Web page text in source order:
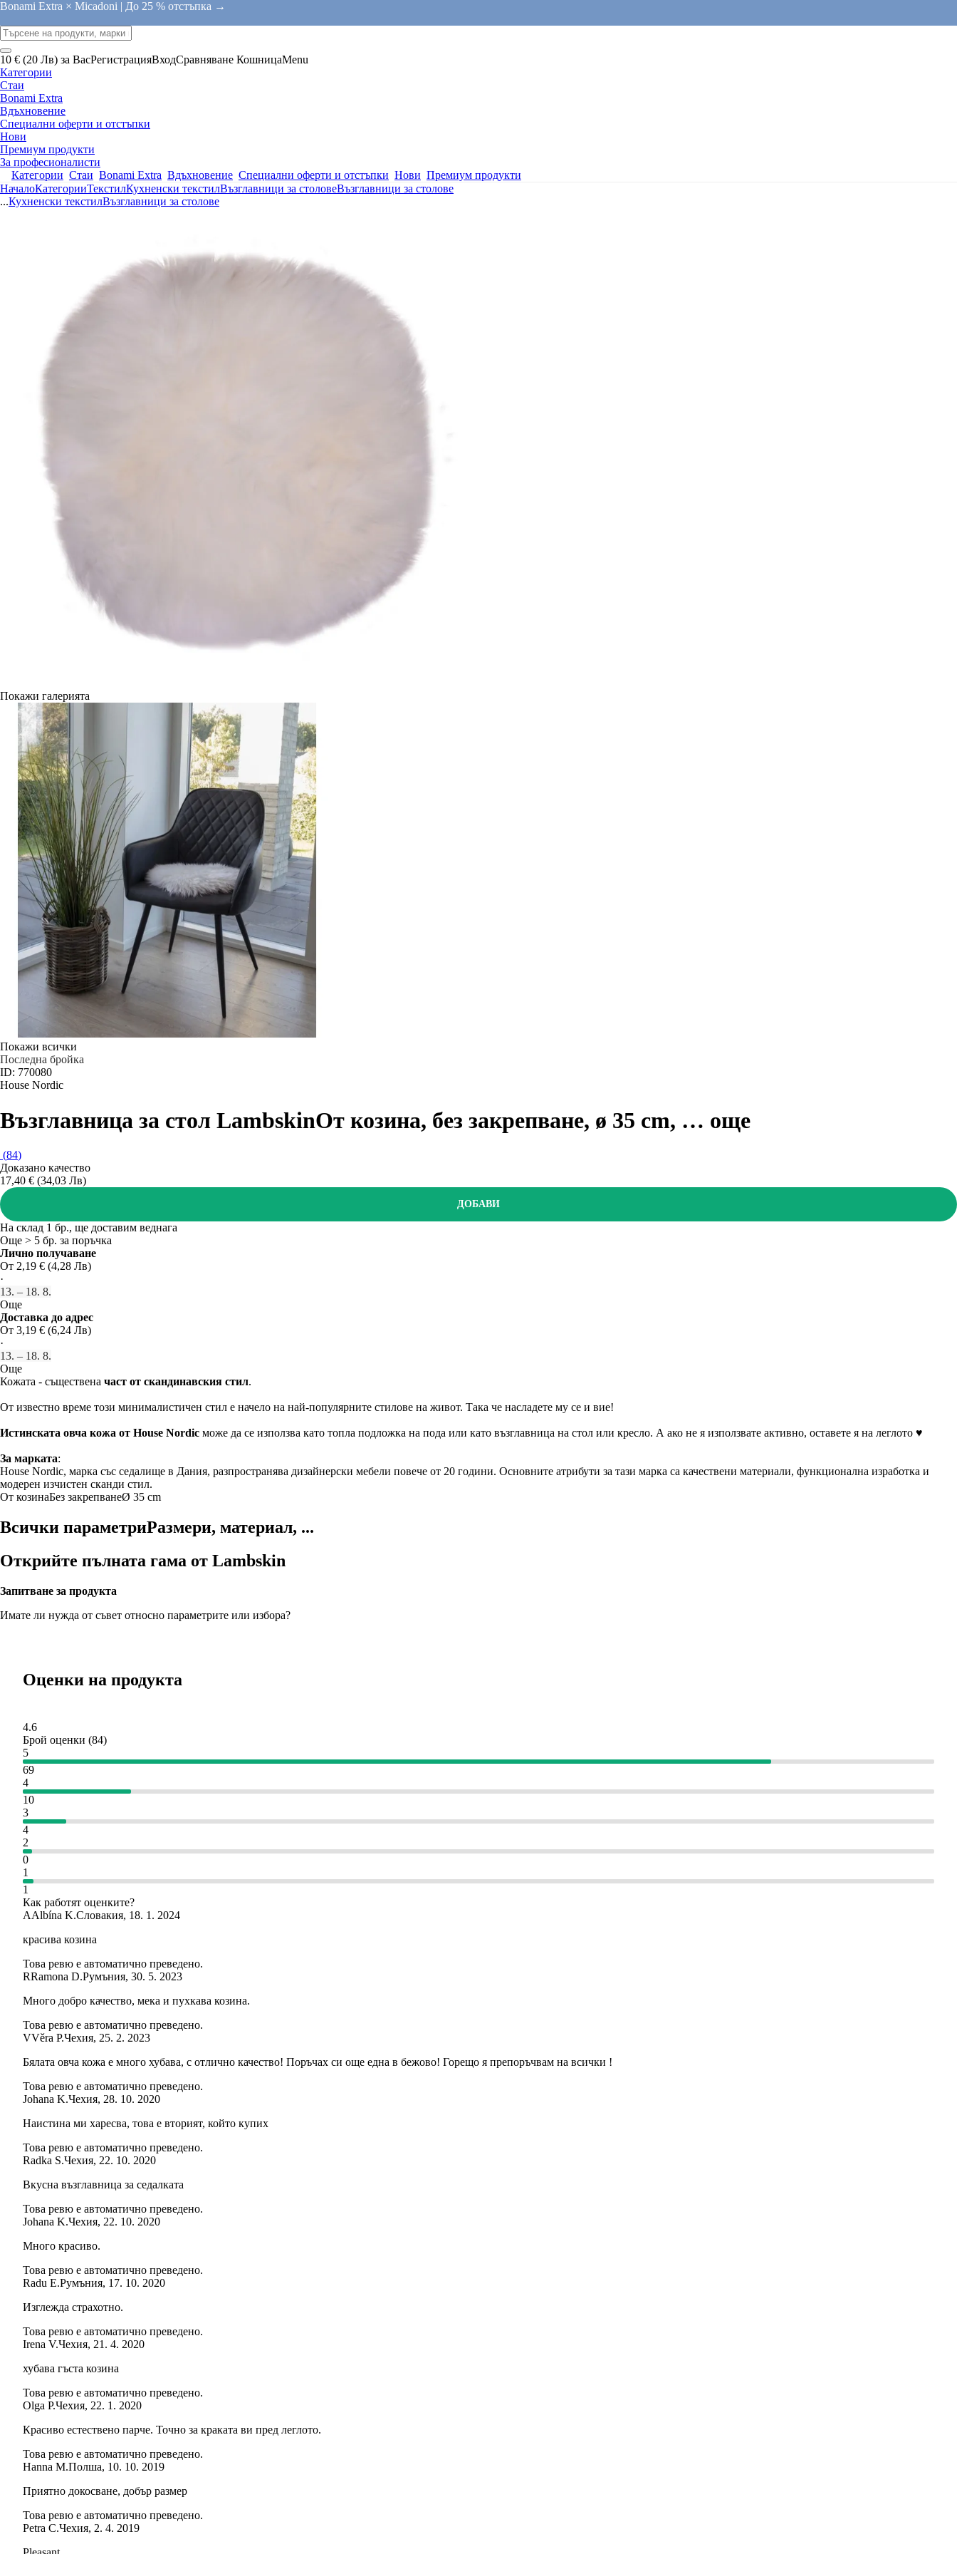
Bonami Extra × Micadoni | До 25 % отстъпка →
10 € (20 Лв) за ВасРегистрацияВходСравняване КошницаMenu
Категории
Стаи
Bonami Extra
Вдъхновение
Специални оферти и отстъпки
Нови
Премиум продукти
За професионалисти
Категории Стаи Bonami Extra Вдъхновение Специални оферти и отстъпки Нови Премиум продукти
НачалоКатегорииТекстилКухненски текстилВъзглавници за столовеВъзглавници за столове
...Кухненски текстилВъзглавници за столове
Покажи галерията
Покажи всички
Последна бройка
ID: 770080
House Nordic
Възглавница за стол LambskinОт козина, без закрепване, ø 35 cm, … още
(84)
Доказано качество
17,40 € (34,03 Лв)
ДОБАВИ
На склад 1 бр., ще доставим веднага
Още > 5 бр. за поръчка
Лично получаване
От 2,19 € (4,28 Лв)
·
13. – 18. 8.
Още
Доставка до адрес
От 3,19 € (6,24 Лв)
·
13. – 18. 8.
Още
Кожата - съществена част от скандинавския стил.
От известно време този минималистичен стил е начело на най-популярните стилове на живот. Така че насладете му се и вие!
Истинската овча кожа от House Nordic може да се използва като топла подложка на пода или като възглавница на стол или кресло. А ако не я използвате активно, оставете я на леглото ♥
За марката:
House Nordic, марка със седалище в Дания, разпространява дизайнерски мебели повече от 20 години. Основните атрибути за тази марка са качествени материали, функционална изработка и
модерен изчистен сканди стил.
От козинаБез закрепванеØ 35 cm
Всички параметриРазмери, материал, ...
Открийте пълната гама от Lambskin
Запитване за продукта
Имате ли нужда от съвет относно параметрите или избора?
Оценки на продукта
4.6
Брой оценки (84)
5
69
4
10
3
4
2
0
1
1
Как работят оценките?
AAlbína K.Словакия, 18. 1. 2024
красива козина
Това ревю е автоматично преведено.
RRamona D.Румъния, 30. 5. 2023
Много добро качество, мека и пухкава козина.
Това ревю е автоматично преведено.
VVěra P.Чехия, 25. 2. 2023
Бялата овча кожа е много хубава, с отлично качество! Поръчах си още една в бежово! Горещо я препоръчвам на всички !
Това ревю е автоматично преведено.
Johana K.Чехия, 28. 10. 2020
Наистина ми харесва, това е вторият, който купих
Това ревю е автоматично преведено.
Radka S.Чехия, 22. 10. 2020
Вкусна възглавница за седалката
Това ревю е автоматично преведено.
Johana K.Чехия, 22. 10. 2020
Много красиво.
Това ревю е автоматично преведено.
Radu E.Румъния, 17. 10. 2020
Изглежда страхотно.
Това ревю е автоматично преведено.
Irena V.Чехия, 21. 4. 2020
хубава гъста козина
Това ревю е автоматично преведено.
Olga P.Чехия, 22. 1. 2020
Красиво естествено парче. Точно за краката ви пред леглото.
Това ревю е автоматично преведено.
Hanna M.Полша, 10. 10. 2019
Приятно докосване, добър размер
Това ревю е автоматично преведено.
Petra C.Чехия, 2. 4. 2019